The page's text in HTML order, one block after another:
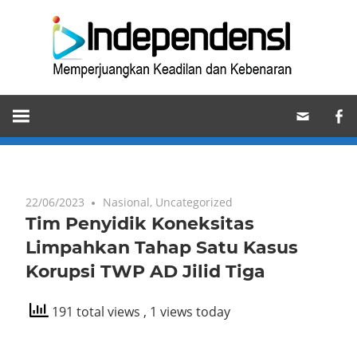
Memperjuangkan
Keadilan
dan
22/06/2023 Nasional, Uncategorized
Tim Penyidik Koneksitas
Limpahkan Tahap Satu Kasus
Korupsi TWP AD Jilid Tiga
191 total views , 1 views today